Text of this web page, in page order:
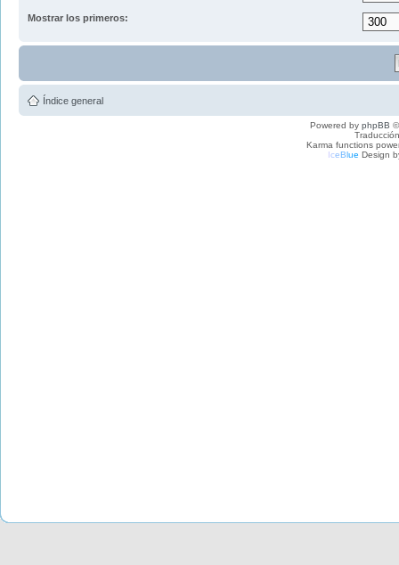
Mostrar los primeros:
Índice general
Powered by phpBB
Karma functions
IceBlue Design